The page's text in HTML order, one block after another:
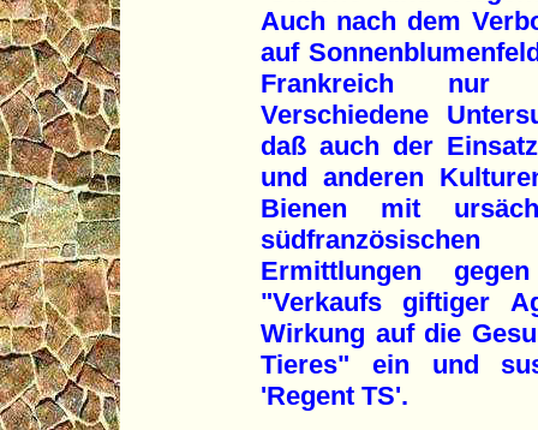
Auch nach dem
auf
Frankreich nur
Verschiedene
daß auch der
und anderen
Bienen mit
Ermittlungen
"Verkaufs giftiger
Wirkung auf die
Tieres" ein und
'Regent TS'.